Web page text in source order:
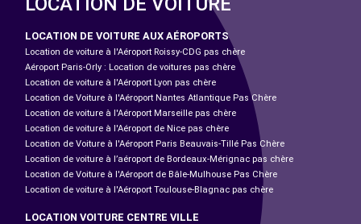
LOCATION DE VOITURE AUX AÉROPORTS
Location de voiture à l'Aéroport Roissy-CDG pas chère
Aéroport Paris-Orly : Location de voitures pas chère
Location de voiture à l'Aéroport Lyon pas chère
Location de Voiture à l'Aéroport Nantes Atlantique Pas Chère
Location de voiture à l'Aéroport Marseille pas chère
Location de voiture à l'Aéroport de Nice pas chère
Location de Voiture à l'Aéroport Paris Beauvais-Tillé Pas Chère
Location de voiture à l’aéroport de Bordeaux-Mérignac pas chère
Location de Voiture à l'Aéroport de Bâle-Mulhouse Pas Chère
Location de voiture à l'Aéroport Toulouse-Blagnac pas chère
LOCATION VOITURE CENTRE VILLE